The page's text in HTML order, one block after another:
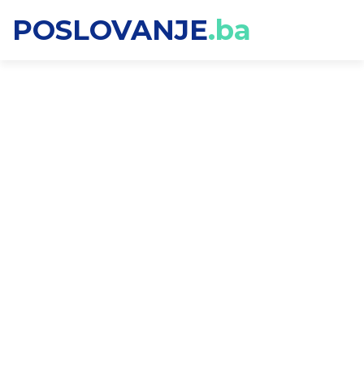
POSLOVANJE.ba